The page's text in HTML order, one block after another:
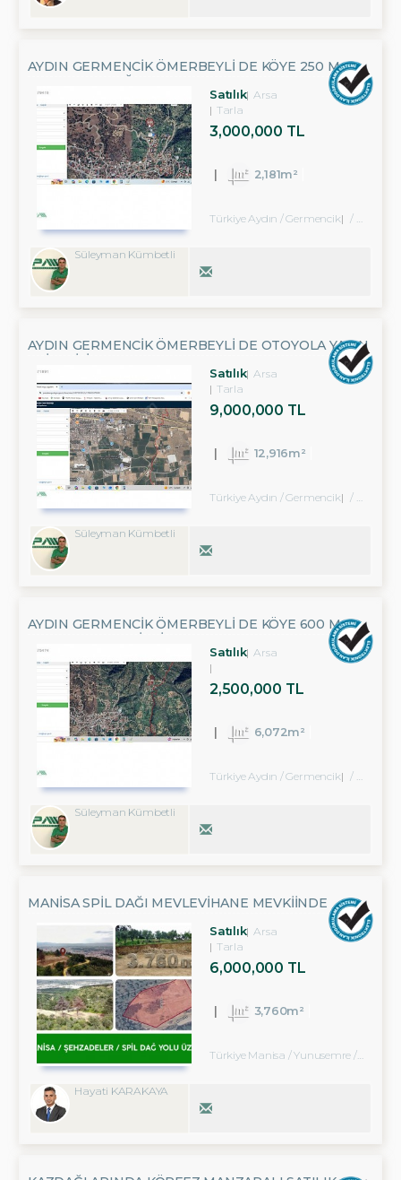
AYDIN GERMENCIK ÖMERBEYLI DE KÖYE 250 M
MESAFEDE BAĞ
Satılık Arsa
Tarla
3,000,000 TL
2,181m²
Türkiye Aydın / Germencik / Ömerbeyli Köyü
Süleyman Kümbetli
AYDIN GERMENCIK ÖMERBEYLI DE OTOYOLA YAKIN
EKILEBILIR TARLA
Satılık Arsa
Tarla
9,000,000 TL
12,916m²
Türkiye Aydın / Germencik / Ömerbeyli Köyü
Süleyman Kümbetli
AYDIN GERMENCIK ÖMERBEYLI DE KÖYE 600 M
MESAFEDE ZEYTINLIK
Satılık Arsa
2,500,000 TL
6,072m²
Türkiye Aydın / Germencik / Ömerbeyli Köyü
Süleyman Kümbetli
MANISA SPIL DAĞI MEVLEVIHANE MEVKIINDE
Satılık Arsa
Tarla
6,000,000 TL
3,760m²
Türkiye Manisa / Yunusemre / Sanayi
Hayati KARAKAYA